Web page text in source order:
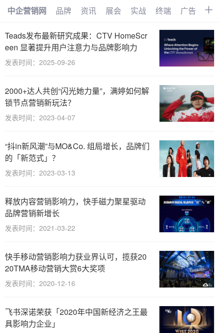
首页 品牌 资讯 展会
实战 终端 广告 时尚
搜索 文化
创业 访谈
智能 AI 物联网 大数据
中企营销网 品牌 资讯 展会 实战 终端 广告 时
Teads发布最新研究成果：CTV HomeScr
een 显著提升用户注意力与品牌影响力
发表时间：2025-09-26
2000+达人共创“闪光她力量”，满婷如何解
锁节点营销新玩法？
发表时间：2023-04-07
“抖in新风潮”与MO&Co. 组局增长，品牌们
的「新范式」？
发表时间：2023-03-13
释放内容营销影响力，快手磁力聚星驱动
品牌营销新增长
发表时间：2021-03-22
快手移动营销影响力获业界认可，揽获20
20TMA移动营销大赏6大奖项
发表时间：2020-12-16
飞书深诺荣获「2020年中国新经济之王最
具影响力企业」